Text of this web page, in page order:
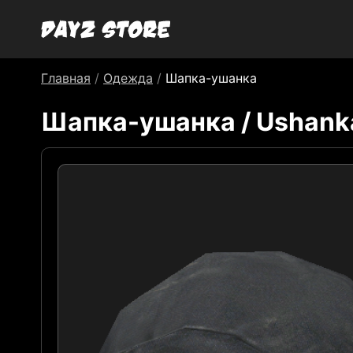
Главная / Одежда / Шапка-ушанка
Шапка-ушанка /